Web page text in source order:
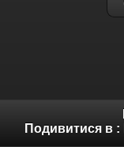
Подивитися в :